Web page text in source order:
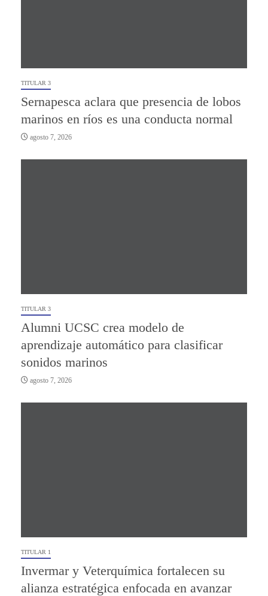
TITULAR 3
Sernapesca aclara que presencia de lobos
marinos en ríos es una conducta normal
agosto 7, 2026
TITULAR 3
Alumni UCSC crea modelo de
aprendizaje automático para clasificar
sonidos marinos
agosto 7, 2026
TITULAR 1
Invermar y Veterquímica fortalecen su
alianza estratégica enfocada en avanzar